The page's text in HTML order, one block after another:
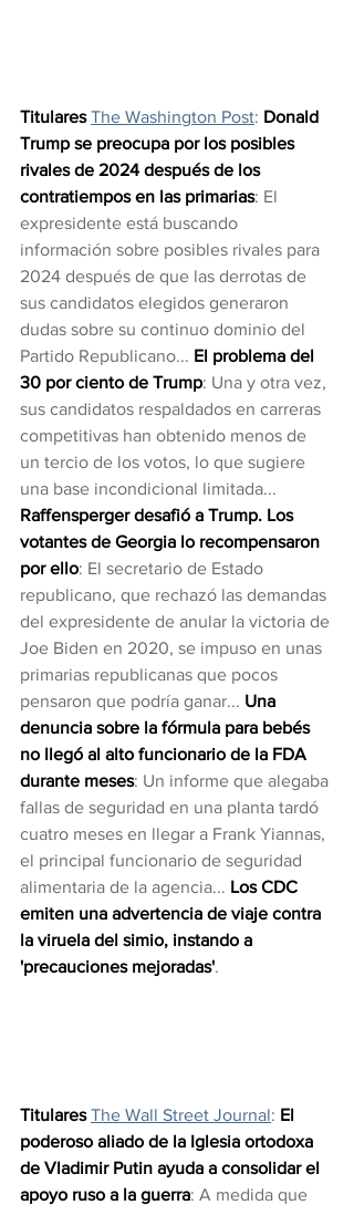
Titulares The Washington Post: Donald
Trump se preocupa por los posibles
rivales de 2024 después de los
contratiempos en las primarias: El
expresidente está buscando
información sobre posibles rivales para
2024 después de que las derrotas de
sus candidatos elegidos generaron
dudas sobre su continuo dominio del
Partido Republicano... El problema del
30 por ciento de Trump: Una y otra vez,
sus candidatos respaldados en carreras
competitivas han obtenido menos de
un tercio de los votos, lo que sugiere
una base incondicional limitada...
Raffensperger desafió a Trump. Los
votantes de Georgia lo recompensaron
por ello: El secretario de Estado
republicano, que rechazó las demandas
del expresidente de anular la victoria de
Joe Biden en 2020, se impuso en unas
primarias republicanas que pocos
pensaron que podría ganar... Una
denuncia sobre la fórmula para bebés
no llegó al alto funcionario de la FDA
durante meses: Un informe que alegaba
fallas de seguridad en una planta tardó
cuatro meses en llegar a Frank Yiannas,
el principal funcionario de seguridad
alimentaria de la agencia... Los CDC
emiten una advertencia de viaje contra
la viruela del simio, instando a
'precauciones mejoradas'.
Titulares The Wall Street Journal: El
poderoso aliado de la Iglesia ortodoxa
de Vladimir Putin ayuda a consolidar el
apoyo ruso a la guerra: A medida que